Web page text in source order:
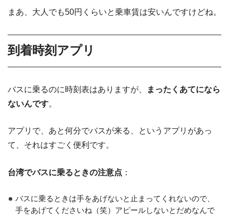
まあ、大人でも50円くらいと乗車賃は安いんですけどね。
到着時刻アプリ
バスに乗るのに時刻表はありますが、
まったくあてになら
ないんです。
アプリで、あと何分でバスが来る、というアプリがあっ
て、それはすごく便利です。
台湾でバスに乗るときの注意点 ：
バスに乗るときは手をあげないと止まってくれないので、
手をあげてくださいね（笑）アピールしないとだめなんで